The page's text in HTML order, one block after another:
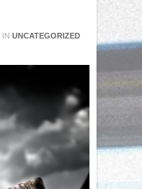
IN UNCATEGORIZED